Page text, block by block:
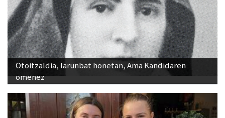
Otoitzaldia, larunbat honetan, Ama Kandidaren
omenez